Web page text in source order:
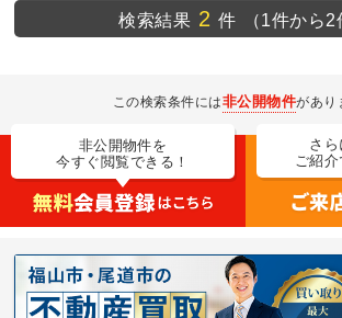
検索結果 2 件 （1件から2
この検索条件には非公開物件があり
非公開物件を
今すぐ閲覧できる！
さ
ご紹介